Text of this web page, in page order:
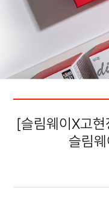
[슬림웨이X고
슬림